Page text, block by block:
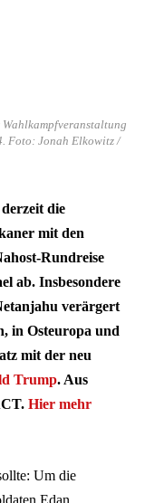
Foto: Jonah Elkowitz /
die
mit den
Rundreise
ab. Insbesondere
verärgert
in Osteuropa und
mit der neu
Trump. Aus
Hier mehr
Um die
Edan